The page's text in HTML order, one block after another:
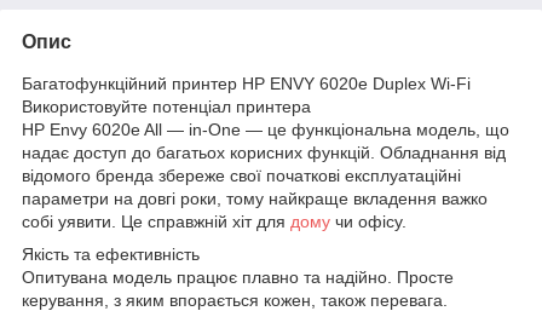
Опис
Багатофункційний принтер HP ENVY 6020e Duplex Wi-Fi
Використовуйте потенціал принтера
HP Envy 6020e All — in-One — це функціональна модель, що
надає доступ до багатьох корисних функцій. Обладнання від
відомого бренда збереже свої початкові експлуатаційні
параметри на довгі роки, тому найкраще вкладення важко
собі уявити. Це справжній хіт для дому чи офісу.
Якість та ефективність
Опитувана модель працює плавно та надійно. Просте
керування, з яким впорається кожен, також перевага.